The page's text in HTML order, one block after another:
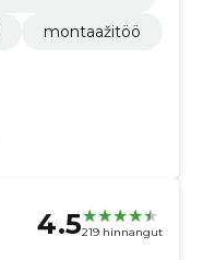
montaažitöö
4.5219 hinnangut